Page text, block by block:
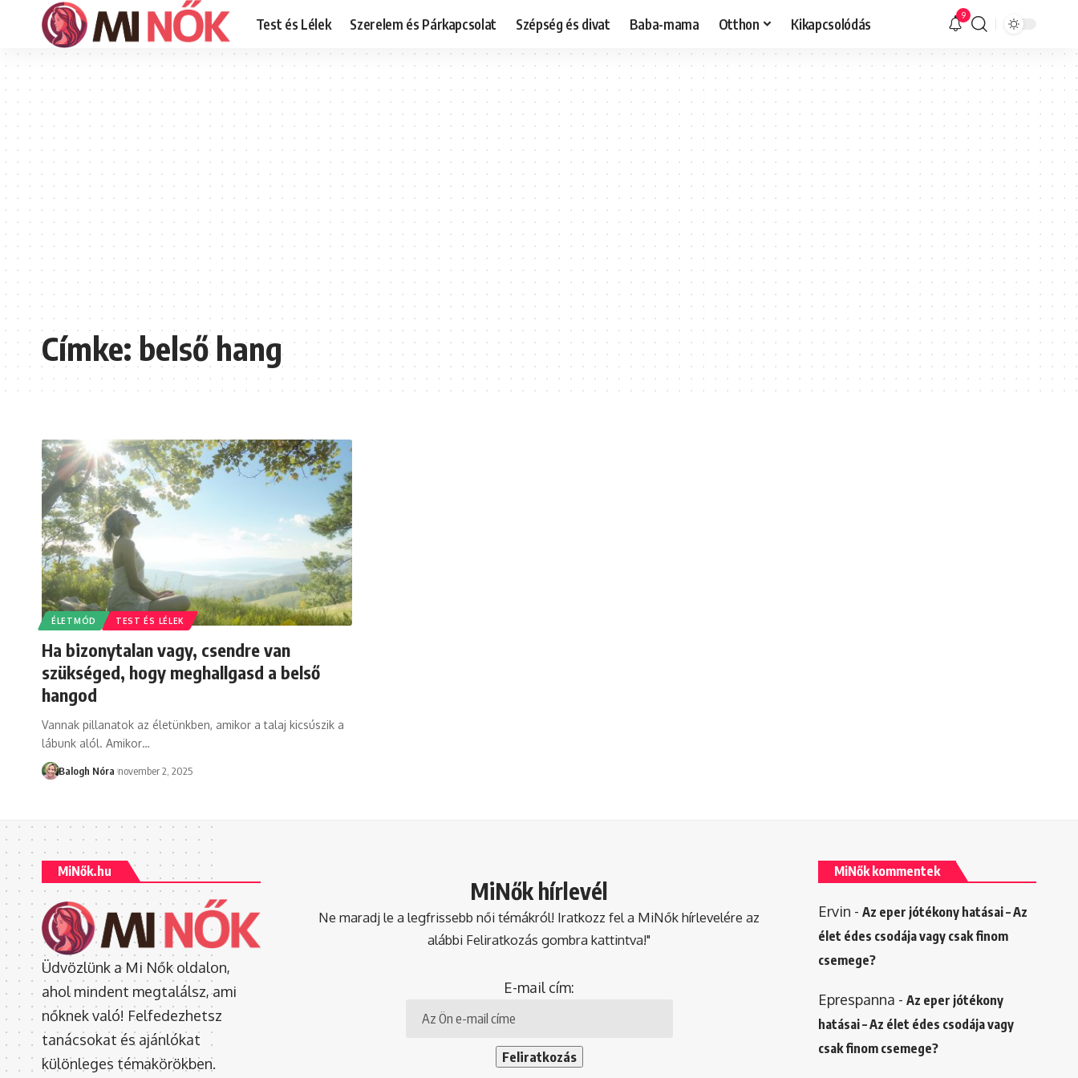
Test és Lélek Szerelem és Párkapcsolat Szépség és divat Baba-mama Otthon Kikapcsolódás 9
Címke:belső hang
ÉLETMÓD TEST ÉS LÉLEK
Ha bizonytalan vagy, csendre van
szükséged, hogy meghallgasd a belső
hangod
Vannak pillanatok az életünkben, amikor a talaj kicsúszik a
lábunk alól. Amikor…
Balogh Nóra november 2, 2025
MiNők.hu
Üdvözlünk a Mi Nők oldalon,
ahol mindent megtalálsz, ami
nőknek való! Felfedezhetsz
tanácsokat és ajánlókat
különleges témakörökben.
MiNők hírlevél
Ne maradj le a legfrissebb női témákról! Iratkozz fel a MiNők hírlevelére az
alábbi Feliratkozás gombra kattintva!"
E-mail cím:
MiNők kommentek
Ervin - Az eper jótékony hatásai – Az
élet édes csodája vagy csak finom
csemege?
Eprespanna - Az eper jótékony
hatásai – Az élet édes csodája vagy
csak finom csemege?